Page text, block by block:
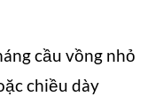
cầu vồng nhỏ
chiều dày